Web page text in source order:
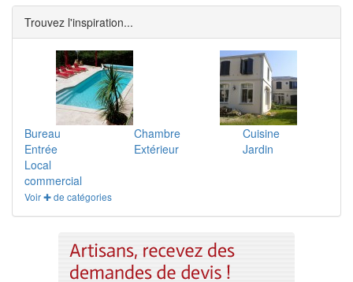
Trouvez l'inspiration...
Bureau Chambre
Cuisine
Entrée
Extérieur
Jardin
Local
commercial
Voir ✚ de catégories